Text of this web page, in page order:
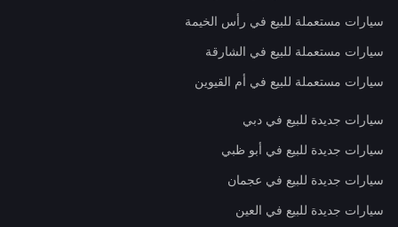
سيارات مستعملة للبيع في رأس الخيمة
سيارات مستعملة للبيع في الشارقة
سيارات مستعملة للبيع في أم القيوين
سيارات جديدة للبيع في دبي
سيارات جديدة للبيع في أبو ظبي
سيارات جديدة للبيع في عجمان
سيارات جديدة للبيع في العين